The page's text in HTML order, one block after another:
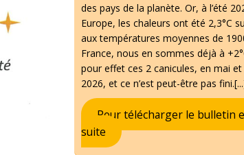
des pays de la planète. Or, à l’été
Europe, les chaleurs ont été 2,3°C
aux températures moyennes de
France, nous en sommes déjà à
pour effet ces 2 canicules, en mai
2026, et ce n’est peut-être pas
Pour télécharger le bulletin
suite